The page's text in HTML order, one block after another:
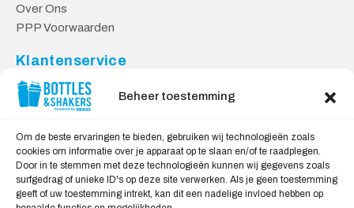
Beheer toestemming
Om de beste ervaringen te bieden, gebruiken wij technologieën zoals
cookies om informatie over je apparaat op te slaan en/of te raadplegen.
Door in te stemmen met deze technologieën kunnen wij gegevens zoals
surfgedrag of unieke ID's op deze site verwerken. Als je geen toestemming
geeft of uw toestemming intrekt, kan dit een nadelige invloed hebben op
Over Ons
PPP Voorwaarden
Klantenservice
Contact
Levering & Retourneren
Veilig Shoppen
My account
Winkelwagen